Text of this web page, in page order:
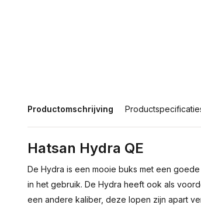
Productomschrijving
Hatsan Hydra QE
De Hydra is een mooie buks met een
in het gebruik. De Hydra heeft ook als
een andere kaliber, deze lopen zijn apart